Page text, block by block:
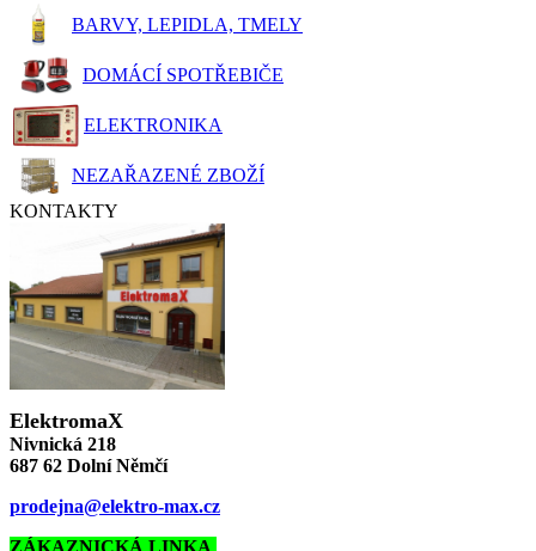
BARVY, LEPIDLA, TMELY
DOMÁCÍ SPOTŘEBIČE
ELEKTRONIKA
NEZAŘAZENÉ ZBOŽÍ
KONTAKTY
ElektromaX
Nivnická 218
687 62 Dolní Němčí
prodejna@elektro-max.cz
ZÁKAZNICKÁ LINKA